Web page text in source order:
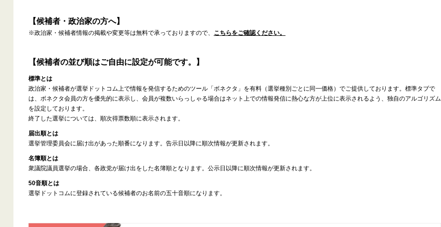
【候補者・政治家の方へ】
※政治家・候補者情報の掲載や変更等は無料で承っておりますので、 こちらをご確認ください。
【候補者の並び順はご自由に設定が可能です。】
標準とは
政治家・候補者が選挙ドットコム上で情報を発信するためのツール「ボネクタ」を有料（選挙種別ごとに同一価格）でご提供しております。標準タブで
は、ボネクタ会員の方を優先的に表示し、会員が複数いらっしゃる場合はネット上での情報発信に熱心な方が上位に表示されるよう、独自のアルゴリズム
を設定しております。
終了した選挙については、順次得票数順に表示されます。
届出順とは
選挙管理委員会に届け出があった順番になります。告示日以降に順次情報が更新されます。
名簿順とは
衆議院議員選挙の場合、各政党が届け出をした名簿順となります。公示日以降に順次情報が更新されます。
50音順とは
選挙ドットコムに登録されている候補者のお名前の五十音順になります。